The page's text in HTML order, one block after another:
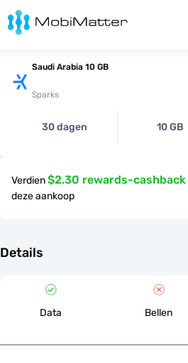
Saudi Arabia 10 GB
Sparks
30 dagen 10 GB
Verdien$2.30 rewards-cashback
deze aankoop
Details
Data Bellen